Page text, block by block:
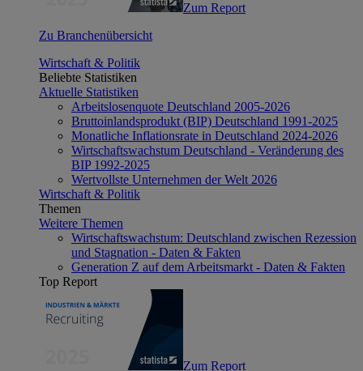
Zum Report
Zu Branchenübersicht
Wirtschaft & Politik
Beliebte Statistiken
Aktuelle Statistiken
Arbeitslosenquote Deutschland 2005-2026
Bruttoinlandsprodukt (BIP) Deutschland 1991-2025
Monatliche Inflationsrate in Deutschland 2024-2026
Wirtschaftswachstum Deutschland - Veränderung des
BIP 1992-2025
Wertvollste Unternehmen der Welt 2026
Wirtschaft & Politik
Themen
Weitere Themen
Wirtschaftswachstum: Deutschland zwischen Rezession
und Stagnation - Daten & Fakten
Generation Z auf dem Arbeitsmarkt - Daten & Fakten
Top Report
Zum Report